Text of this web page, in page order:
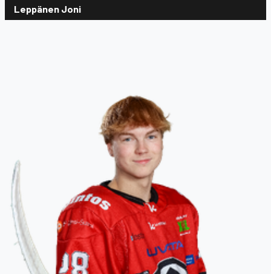
Leppänen Joni